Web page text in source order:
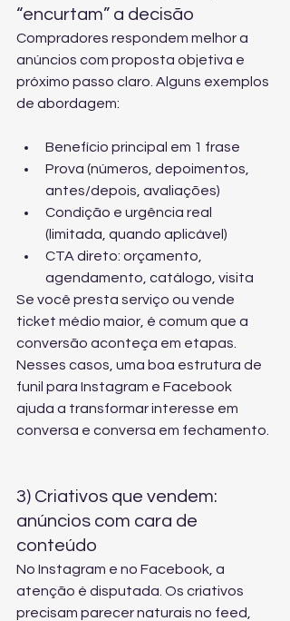
“encurtam” a decisão
Compradores respondem melhor a
anúncios com proposta objetiva e
próximo passo claro. Alguns exemplos
de abordagem:
Benefício principal em 1 frase
Prova (números, depoimentos,
antes/depois, avaliações)
Condição e urgência real
(limitada, quando aplicável)
CTA direto: orçamento,
agendamento, catálogo, visita
Se você presta serviço ou vende
ticket médio maior, é comum que a
conversão aconteça em etapas.
Nesses casos, uma boa estrutura de
funil para Instagram e Facebook
ajuda a transformar interesse em
conversa e conversa em fechamento.
3) Criativos que vendem:
anúncios com cara de
conteúdo
No Instagram e no Facebook, a
atenção é disputada. Os criativos
precisam parecer naturais no feed,